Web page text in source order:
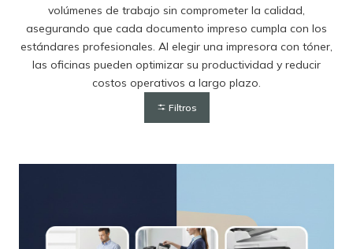
volúmenes de trabajo sin comprometer la calidad,
asegurando que cada documento impreso cumpla con los
estándares profesionales. Al elegir una impresora con tóner,
las oficinas pueden optimizar su productividad y reducir
costos operativos a largo plazo.
Filtros